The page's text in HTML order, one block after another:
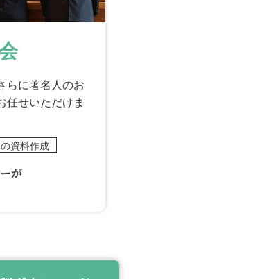
らに著名人のお
任せいただけま
資料作成